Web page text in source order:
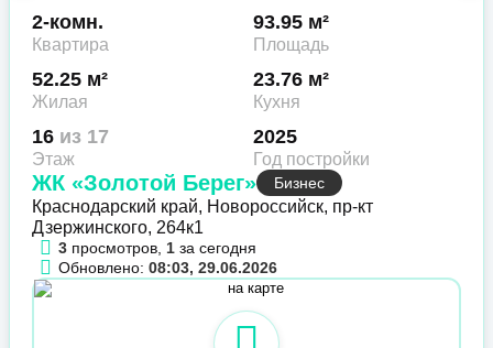
2-комн.
Квартира
93.95 м²
Площадь
52.25 м²
Жилая
23.76 м²
Кухня
16 из 17
Этаж
2025
Год постройки
ЖК «Золотой Берег» Бизнес
Краснодарский край, Новороссийск, пр-кт
Дзержинского, 264к1
3 просмотров, 1 за сегодня
Обновлено: 08:03, 29.06.2026